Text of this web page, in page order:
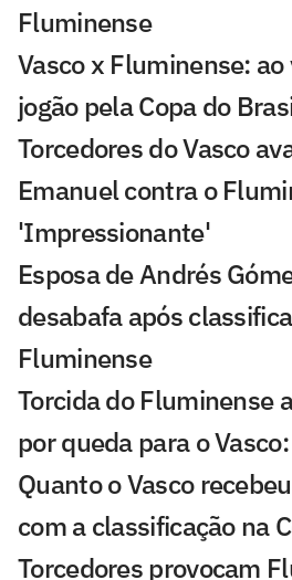
Fluminense
Vasco x Fluminense:
jogão pela Copa do
Torcedores do Vasco
Emanuel contra o
'Impressionante'
Esposa de Andrés
desabafa após
Fluminense
Torcida do Fluminense
por queda para o
Quanto o Vasco
com a classificação na
Torcedores provocam